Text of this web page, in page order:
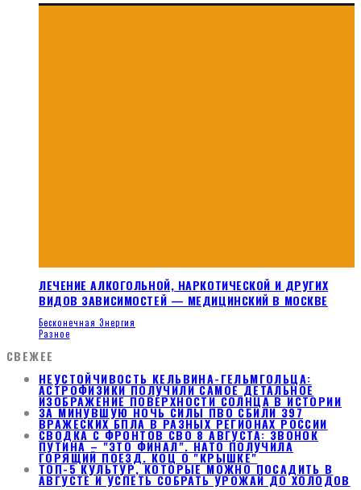
ЛЕЧЕНИЕ АЛКОГОЛЬНОЙ, НАРКОТИЧЕСКОЙ И ДРУГИХ
ВИДОВ ЗАВИСИМОСТЕЙ — МЕДИЦИНСКИЙ В МОСКВЕ
Бесконечная Энергия
Разное
СВЕЖЕЕ
НЕУСТОЙЧИВОСТЬ КЕЛЬВИНА-ГЕЛЬМГОЛЬЦА:
АСТРОФИЗИКИ ПОЛУЧИЛИ САМОЕ ДЕТАЛЬНОЕ
ИЗОБРАЖЕНИЕ ПОВЕРХНОСТИ СОЛНЦА В ИСТОРИИ
ЗА МИНУВШУЮ НОЧЬ СИЛЫ ПВО СБИЛИ 397
ВРАЖЕСКИХ БПЛА В РАЗНЫХ РЕГИОНАХ РОССИИ
СВОДКА С ФРОНТОВ СВО 8 АВГУСТА: ЗВОНОК
ПУТИНА – "ЭТО ФИНАЛ". НАТО ПОЛУЧИЛА
ГОРЯЩИЙ ПОЕЗД. КОЦ О "КРЫШКЕ"
ТОП-5 КУЛЬТУР, КОТОРЫЕ МОЖНО ПОСАДИТЬ В
АВГУСТЕ И УСПЕТЬ СОБРАТЬ УРОЖАЙ ДО ХОЛОДОВ